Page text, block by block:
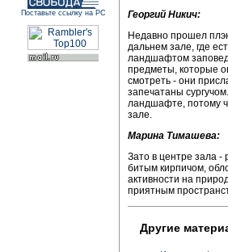
Поставьте ссылку на РС
Георгий Никич:
Недавно прошел
дальнем зале, где
ландшафтом
предметы, которые
смотреть - они
запечатаны
ландшафте, потому
зале.
Марина Тимашева:
Зато в центре зала -
битым кирпичом,
активности на
приятным
Другие